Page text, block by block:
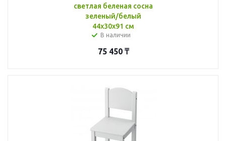
светлая беленая сосна
зеленый/белый
44x30x91 см
В наличии
75 450₸